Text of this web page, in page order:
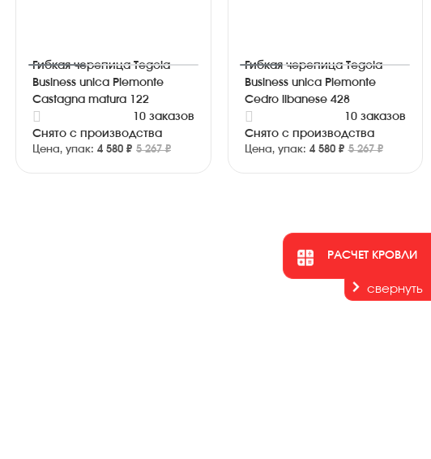
РАСЧЕТ КРОВЛИ
свернуть
Гибкая черепица Tegola
Business unica Piemonte
Castagna matura 122
10 заказов
Снято с производства
Цена, упак: 4 580 ₽ 5 267 ₽
Гибкая черепица Tegola
Business unica Piemonte
Cedro libanese 428
10 заказов
Снято с производства
Цена, упак: 4 580 ₽ 5 267 ₽